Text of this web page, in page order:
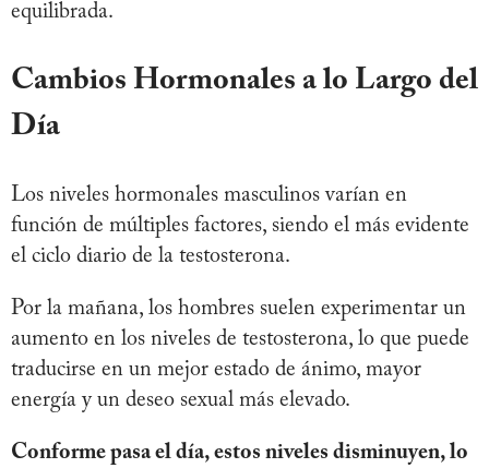
equilibrada.
Cambios Hormonales a lo Largo del
Día
Los niveles hormonales masculinos varían en
función de múltiples factores, siendo el más evidente
el ciclo diario de la testosterona.
Por la mañana, los hombres suelen experimentar un
aumento en los niveles de testosterona, lo que puede
traducirse en un mejor estado de ánimo, mayor
energía y un deseo sexual más elevado.
Conforme pasa el día, estos niveles disminuyen, lo